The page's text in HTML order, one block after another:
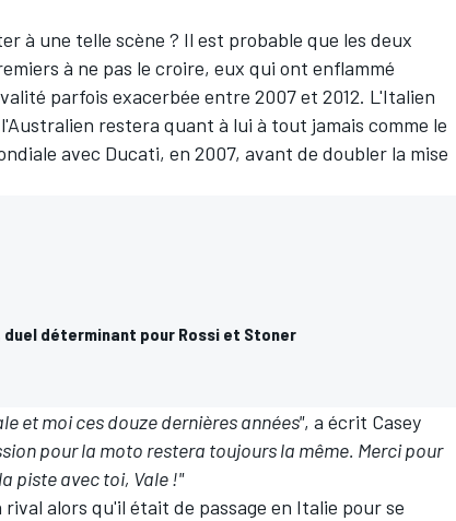
à une telle scène ? Il est probable que les deux
à ne pas le croire, eux qui ont enflammé
parfois exacerbée entre 2007 et 2012. L'Italien
restera quant à lui à tout jamais comme le
avec Ducati, en 2007, avant de doubler la mise
duel déterminant pour Rossi et Stoner
et moi ces douze dernières années", a écrit Casey
pour la moto restera toujours la même. Merci pour
piste avec toi, Vale !"
alors qu'il était de passage en Italie pour se